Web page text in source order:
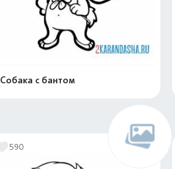
Собака с бантом
590